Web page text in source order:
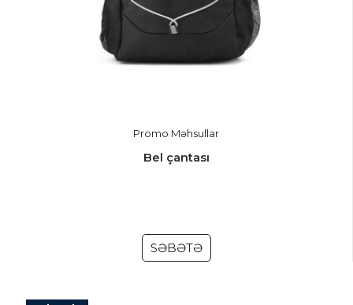
Promo Məhsullar
Bel çantası
SƏBƏTƏ